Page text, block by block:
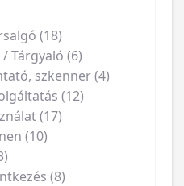
(18)
Tárgyaló (6)
szkenner (4)
(12)
(17)
(10)
(8)